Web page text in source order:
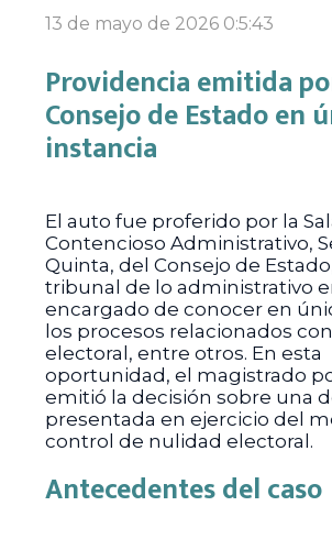
13 de mayo de 2026 0:5:43
Providencia emitida
Consejo de Estado en
instancia
El auto fue proferido por la
Contencioso Administrativo,
Quinta, del Consejo de
tribunal de lo administrativo
encargado de conocer en
los procesos relacionados
electoral, entre otros. En esta
oportunidad, el magistrado
emitió la decisión sobre una
presentada en ejercicio del
control de nulidad electoral.
Antecedentes del caso